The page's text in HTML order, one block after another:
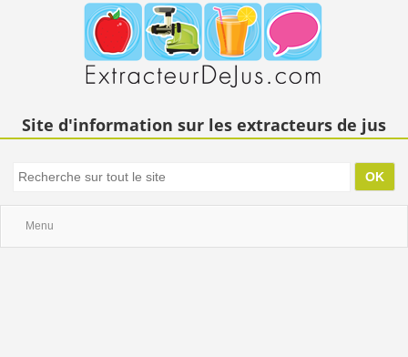
Site d'information sur les extracteurs de jus
Menu